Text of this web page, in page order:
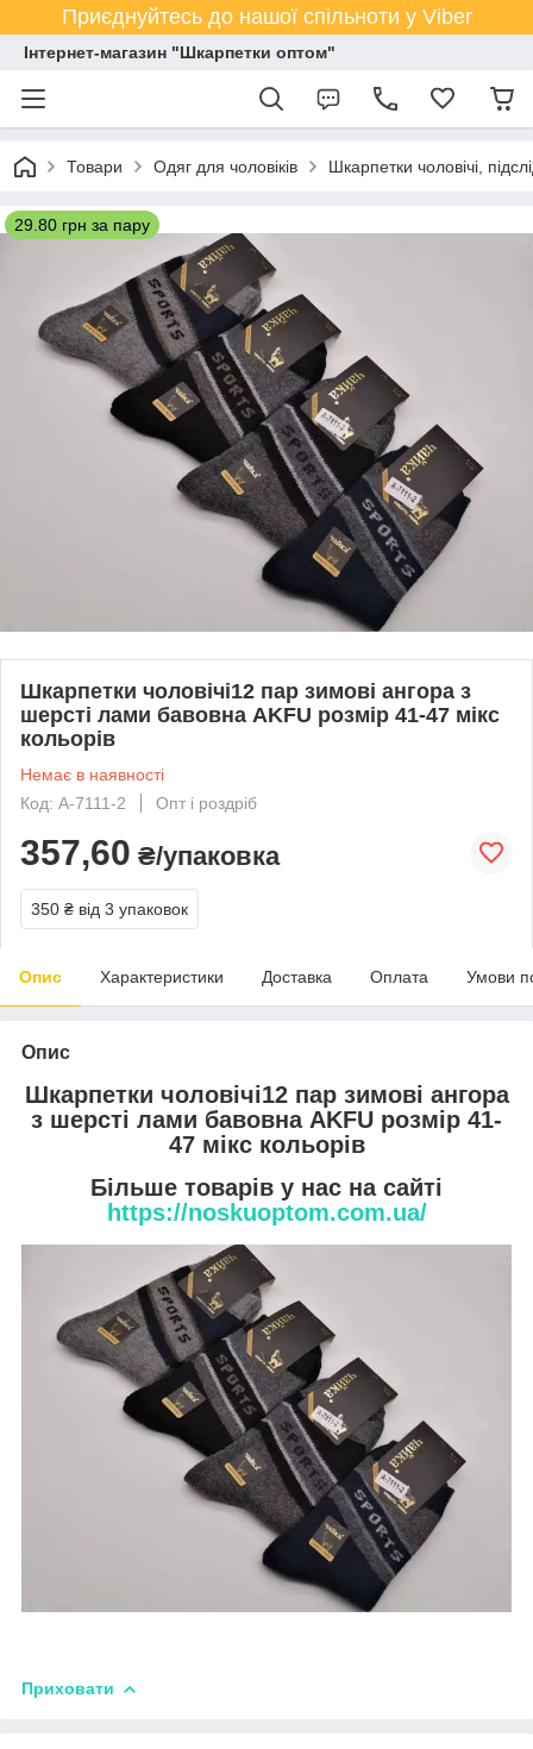
Приєднуйтесь до нашої спільноти у Viber
Інтернет-магазин "Шкарпетки оптом"
Товари Одяг для чоловіків Шкарпетки чоловічі,
29.80 грн за пару
Шкарпетки чоловічі12 пар зимові ангора з
шерсті лами бавовна AKFU розмір 41-47 мікс
кольорів
Немає в наявності
Код: A-7111-2
Опт і роздріб
357,60 ₴/упаковка
350 ₴ від 3 упаковок
Опис Характеристики Доставка Оплата Умови
Опис
Шкарпетки чоловічі12 пар зимові ангора
з шерсті лами бавовна AKFU розмір 41-
47 мікс кольорів
Більше товарів у нас на сайті
https://noskuoptom.com.ua/
Приховати